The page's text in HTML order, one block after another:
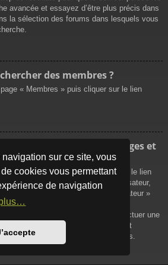
sur ce site, vous
cookies vous permettant
de navigation
avancée et essayez d’être plus précis dans
la sélection des forums dans lesquels vous
des membres ?
« Membres » puis cliquer sur le lien
mes propres messages et
être affichés soit en cliquant sur le lien
le panneau de contrôle de l’utilisateur,
Rechercher les messages de l’utilisateur »
ou soit en cliquant sur le menu
supérieure du forum. Pour effectuer une
utilisez la recherche avancée et
les options qui vous sont disponibles.